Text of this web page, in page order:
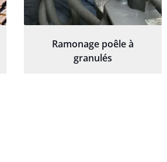
Ramonage poêle à
granulés